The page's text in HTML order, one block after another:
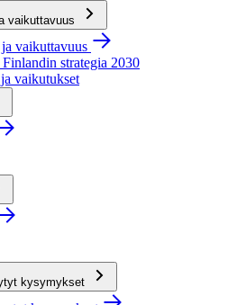
vaikuttavuus
ja vaikuttavuus
Finlandin strategia 2030
vaikutukset
kysymykset